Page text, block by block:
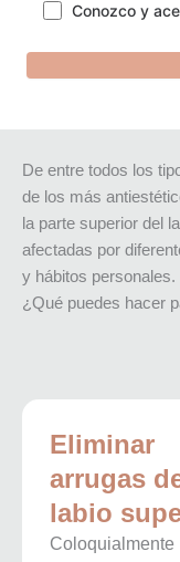
Conozco y
De entre todos los
de los más
la parte superior del
afectadas por
y hábitos
¿Qué puedes hacer
Eliminar
arrugas
labio
Coloquialmente